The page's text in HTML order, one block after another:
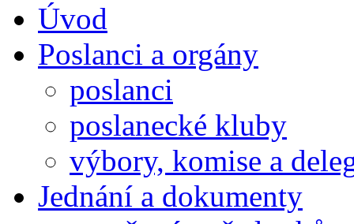
Úvod
Poslanci a orgány
poslanci
poslanecké kluby
výbory, komise a
Jednání a dokumenty